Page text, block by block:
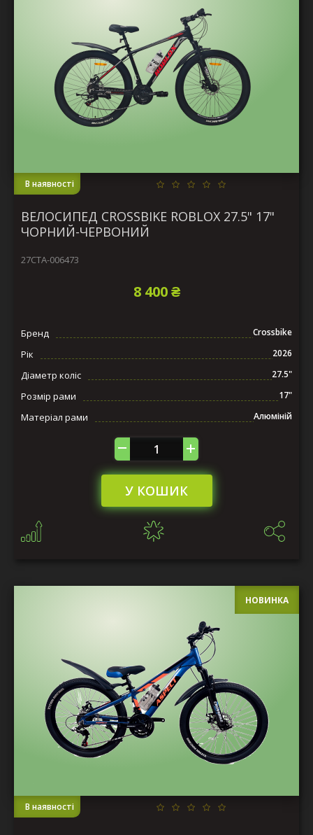
В наявності
ВЕЛОСИПЕД CROSSBIKE ROBLOX 27.5" 17"
ЧОРНИЙ-ЧЕРВОНИЙ
27СTA-006473
8 400 ₴
Бренд Crossbike
Рік 2026
Діаметр коліс 27.5"
Розмір рами 17"
Матеріал рами Алюміній
У КОШИК
НОВИНКА
В наявності